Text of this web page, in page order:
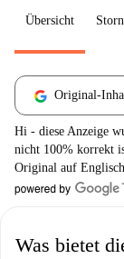
Übersicht
Original-
Hi - diese Anzeige
nicht 100% korrekt
Original auf
Was bietet